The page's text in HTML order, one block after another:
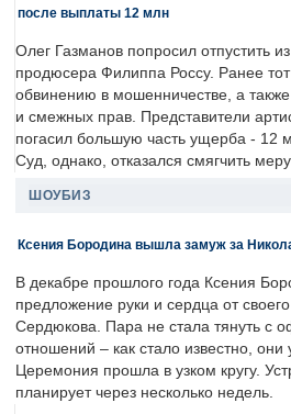
после выплаты 12 млн
Олег Газманов попросил отпустить
продюсера Филиппа Россу. Ранее
обвинению в мошенничестве, а
и смежных прав. Представители
погасил большую часть ущерба - 12
Суд, однако, отказался смягчить
ШОУБИЗ
Ксения Бородина вышла замуж за
В декабре прошлого года Ксения
предложение руки и сердца от
Сердюкова. Пара не стала тянуть с
отношений – как стало известно, они
Церемония прошла в узком кругу.
планирует через несколько недель.